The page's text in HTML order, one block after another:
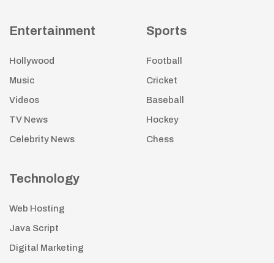
Entertainment
Hollywood
Music
Videos
TV News
Celebrity News
Sports
Football
Cricket
Baseball
Hockey
Chess
Technology
Web Hosting
Java Script
Digital Marketing